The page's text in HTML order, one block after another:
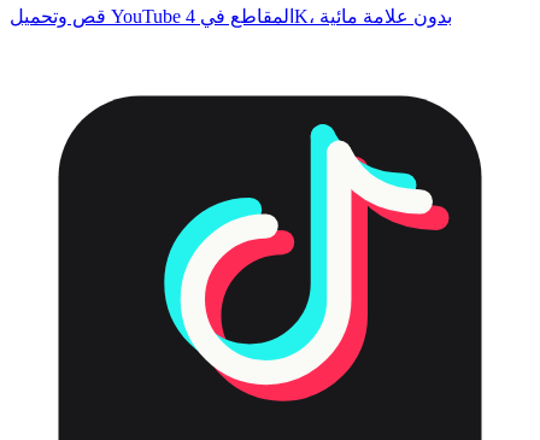
قص وتحميل YouTube المقاطع في 4K، بدون علامة مائية